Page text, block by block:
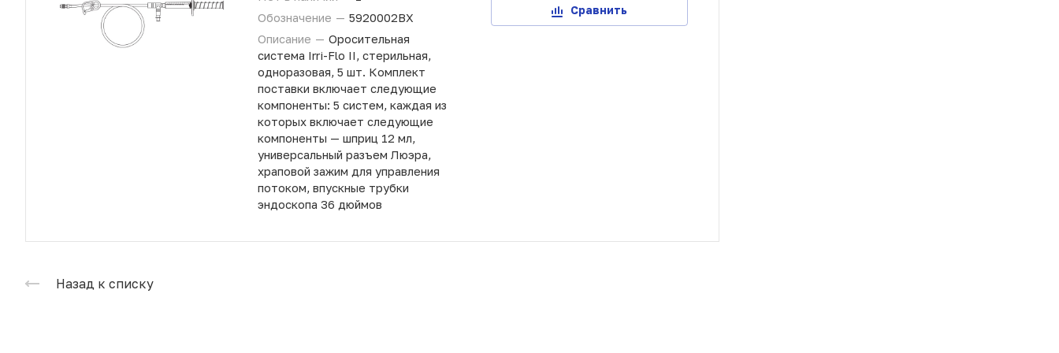
Обозначение — 5920002BX
Описание — Оросительная
система Irri-Flo II, стерильная,
одноразовая, 5 шт. Комплект
поставки включает следующие
компоненты: 5 систем, каждая из
которых включает следующие
компоненты — шприц 12 мл,
универсальный разъем Люэра,
храповой зажим для управления
потоком, впускные трубки
эндоскопа 36 дюймов
Сравнить
Назад к списку